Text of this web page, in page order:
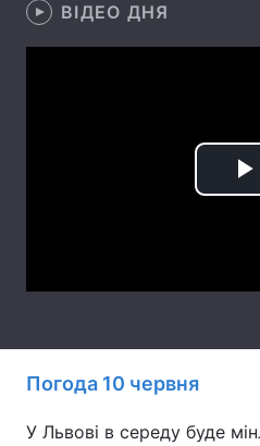
Інтерв'ю
Архів
ВІДЕО ДНЯ
Погода 10 червня
У Львові в середу буде